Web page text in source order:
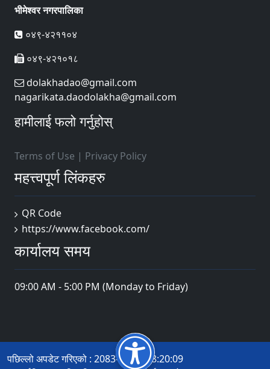
भीमेश्वर नगरपालिका
०४९-४२११०४
०४९-४२१०१८
dolakhadao@gmail.com
nagarikata.daodolakha@gmail.com
हामीलाई फलो गर्नुहोस्
Terms of Use | Privacy Policy
महत्त्वपूर्ण लिंकहरु
QR Code
https://www.facebook.com/
कार्यालय समय
09:00 AM - 5:00 PM (Monday to Friday)
पछिल्लो अपडेट गरिएको : 2083-03-32 18:20:09